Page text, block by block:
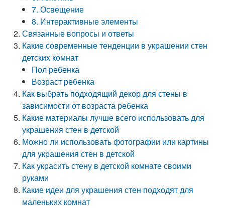
7. Освещение
8. Интерактивные элементы
Связанные вопросы и ответы
Какие современные тенденции в украшении стен
детских комнат
Пол ребенка
Возраст ребенка
Как выбрать подходящий декор для стены в
зависимости от возраста ребенка
Какие материалы лучше всего использовать для
украшения стен в детской
Можно ли использовать фотографии или картины
для украшения стен в детской
Как украсить стену в детской комнате своими
руками
Какие идеи для украшения стен подходят для
маленьких комнат